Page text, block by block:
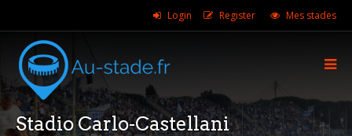
Login Register Mes stades
Stadio Carlo-Castellani